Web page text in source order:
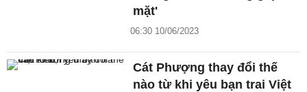
mặt'
06:30 10/06/2023
Cát Phượng thay đổi thế
nào từ khi yêu bạn trai Việt